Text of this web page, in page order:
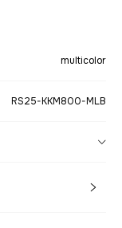
multicolor
RS25-KKM800-MLB